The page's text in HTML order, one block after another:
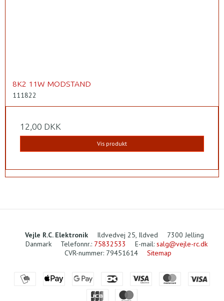
8K2 11W MODSTAND
111822
12,00 DKK
Vis produkt
Vejle R.C. Elektronik Ildvedvej 25, Ildved
7300 Jelling
Danmark
Telefonnr.: 75832533 E-mail: salg@vejle-rc.dk
CVR-nummer: 79451614 Sitemap